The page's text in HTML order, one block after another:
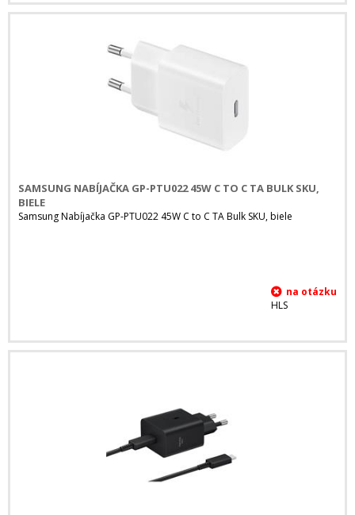
SAMSUNG NABÍJAČKA GP-PTU022 45W C TO C TA BULK SKU,
BIELE
Samsung Nabíjačka GP-PTU022 45W C to C TA Bulk SKU, biele
HLS